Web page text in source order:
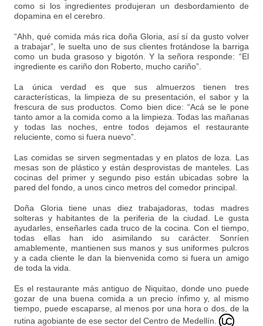
como si los ingredientes produjeran un desbordamiento de
dopamina en el cerebro.
“Ahh, qué comida más rica doña Gloria, así sí da gusto volver
a trabajar”, le suelta uno de sus clientes frotándose la barriga
como un buda grasoso y bigotón. Y la señora responde: “El
ingrediente es cariño don Roberto, mucho cariño”.
La única verdad es que sus almuerzos tienen tres
características, la limpieza de su presentación, el sabor y la
frescura de sus productos. Como bien dice: “Acá se le pone
tanto amor a la comida como a la limpieza. Todas las mañanas
y todas las noches, entre todos dejamos el restaurante
reluciente, como si fuera nuevo”.
Las comidas se sirven segmentadas y en platos de loza. Las
mesas son de plástico y están desprovistas de manteles. Las
cocinas del primer y segundo piso están ubicadas sobre la
pared del fondo, a unos cinco metros del comedor principal.
Doña Gloria tiene unas diez trabajadoras, todas madres
solteras y habitantes de la periferia de la ciudad. Le gusta
ayudarles, enseñarles cada truco de la cocina. Con el tiempo,
todas ellas han ido asimilando su carácter. Sonríen
amablemente, mantienen sus manos y sus uniformes pulcros
y a cada cliente le dan la bienvenida como si fuera un amigo
de toda la vida.
Es el restaurante más antiguo de Niquitao, donde uno puede
gozar de una buena comida a un precio ínfimo y, al mismo
tiempo, puede escaparse, al menos por una hora o dos, de la
rutina agobiante de ese sector del Centro de Medellín.